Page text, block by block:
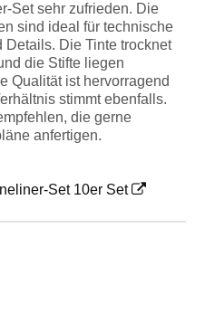
Set sehr zufrieden. Die
sind ideal für technische
Die Tinte trocknet
die Stifte liegen
Qualität ist hervorragend
stimmt ebenfalls.
die gerne
anfertigen.
Set 10er Set